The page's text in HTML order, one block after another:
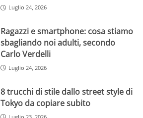
Luglio 24, 2026
Ragazzi e smartphone: cosa stiamo
sbagliando noi adulti, secondo
Carlo Verdelli
Luglio 24, 2026
8 trucchi di stile dallo street style di
Tokyo da copiare subito